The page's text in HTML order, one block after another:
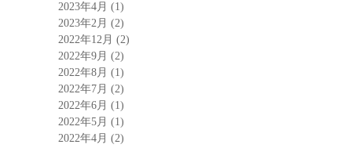
2023年4月 (1)
2023年2月 (2)
2022年12月 (2)
2022年9月 (2)
2022年8月 (1)
2022年7月 (2)
2022年6月 (1)
2022年5月 (1)
2022年4月 (2)